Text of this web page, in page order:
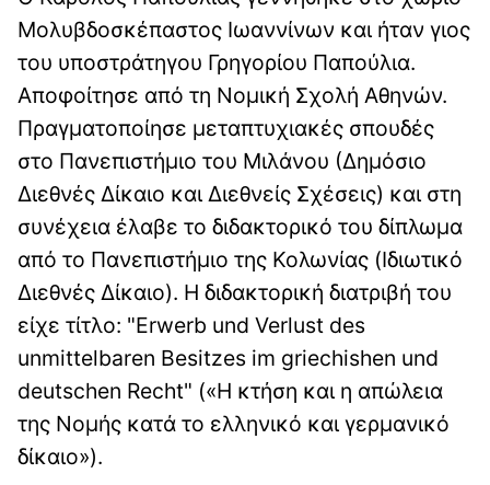
Μολυβδοσκέπαστος Ιωαννίνων και ήταν γιος
του υποστράτηγου Γρηγορίου Παπούλια.
Αποφοίτησε από τη Νομική Σχολή Αθηνών.
Πραγματοποίησε μεταπτυχιακές σπουδές
στο Πανεπιστήμιο του Μιλάνου (Δημόσιο
Διεθνές Δίκαιο και Διεθνείς Σχέσεις) και στη
συνέχεια έλαβε το διδακτορικό του δίπλωμα
από το Πανεπιστήμιο της Κολωνίας (Ιδιωτικό
Διεθνές Δίκαιο). Η διδακτορική διατριβή του
είχε τίτλο: "Erwerb und Verlust des
unmittelbaren Besitzes im griechishen und
deutschen Recht" («Η κτήση και η απώλεια
της Νομής κατά το ελληνικό και γερμανικό
δίκαιο»).